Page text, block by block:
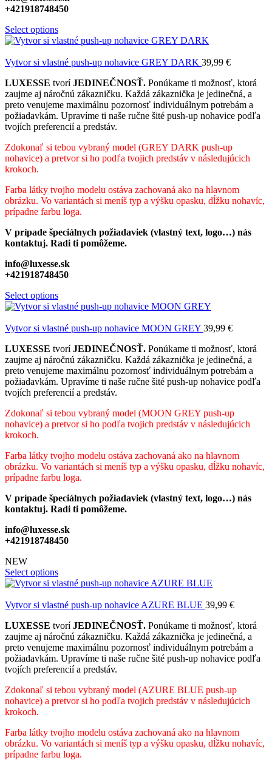
+421918748450
Select options
Vytvor si vlastné push-up nohavice GREY DARK 39,99 €
LUXESSE tvoríJEDINEČNOSŤ. Ponúkame ti možnosť, ktorá
zaujme aj náročnú zákazničku. Každá zákaznička je jedinečná, a
preto venujeme maximálnu pozornosť individuálnym potrebám a
požiadavkám. Upravíme ti naše ručne šité push-up nohavice podľa
tvojích preferencií a predstáv.
Zdokonaľ si tebou vybraný model (GREY DARK push-up
nohavice) a pretvor si ho podľa tvojich predstáv v následujúcich
krokoch.
Farba látky tvojho modelu ostáva zachovaná ako na hlavnom
obrázku. Vo variantách si meníš typ a výšku opasku, dĺžku nohavíc,
prípadne farbu loga.
V prípade špeciálnych požiadaviek (vlastný text, logo…) nás
kontaktuj. Radi ti pomôžeme.
info@luxesse.sk
+421918748450
Select options
Vytvor si vlastné push-up nohavice MOON GREY 39,99 €
LUXESSE tvoríJEDINEČNOSŤ. Ponúkame ti možnosť, ktorá
zaujme aj náročnú zákazničku. Každá zákaznička je jedinečná, a
preto venujeme maximálnu pozornosť individuálnym potrebám a
požiadavkám. Upravíme ti naše ručne šité push-up nohavice podľa
tvojích preferencií a predstáv.
Zdokonaľ si tebou vybraný model (MOON GREY push-up
nohavice) a pretvor si ho podľa tvojich predstáv v následujúcich
krokoch.
Farba látky tvojho modelu ostáva zachovaná ako na hlavnom
obrázku. Vo variantách si meníš typ a výšku opasku, dĺžku nohavíc,
prípadne farbu loga.
V prípade špeciálnych požiadaviek (vlastný text, logo…) nás
kontaktuj. Radi ti pomôžeme.
info@luxesse.sk
+421918748450
NEW
Select options
Vytvor si vlastné push-up nohavice AZURE BLUE 39,99 €
LUXESSE tvoríJEDINEČNOSŤ. Ponúkame ti možnosť, ktorá
zaujme aj náročnú zákazničku. Každá zákaznička je jedinečná, a
preto venujeme maximálnu pozornosť individuálnym potrebám a
požiadavkám. Upravíme ti naše ručne šité push-up nohavice podľa
tvojích preferencií a predstáv.
Zdokonaľ si tebou vybraný model (AZURE BLUE push-up
nohavice) a pretvor si ho podľa tvojich predstáv v následujúcich
krokoch.
Farba látky tvojho modelu ostáva zachovaná ako na hlavnom
obrázku. Vo variantách si meníš typ a výšku opasku, dĺžku nohavíc,
prípadne farbu loga.